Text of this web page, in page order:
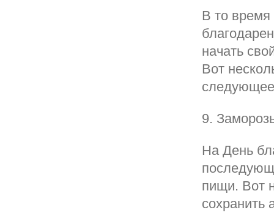
В то время
начать
Вот
9.
На День
пищи. Вот
сохранить